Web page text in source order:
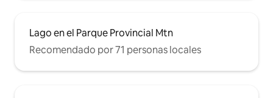
Lago en el Parque Provincial Mtn
Recomendado por 71 personas locales